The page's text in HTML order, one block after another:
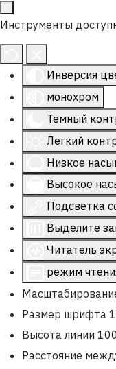
Инструменты
Инверсия
монохром
Темный
Легкий
Низкое
Высокое
Подсветка
Выделите
Читатель
режим
Размер шрифта
Высота линии 100
Расстояние